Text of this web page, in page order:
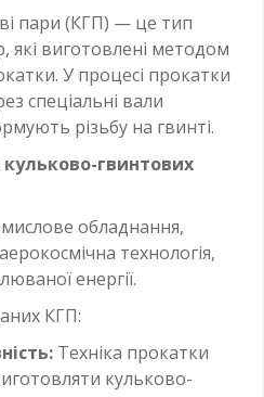
пари (КГП) — це тип
які виготовлені методом
У процесі прокатки
спеціальні вали
різьбу на гвинті.
кульково-гвинтових
обладнання,
технологія,
енергії.
КГП:
Техніка прокатки
кульково-